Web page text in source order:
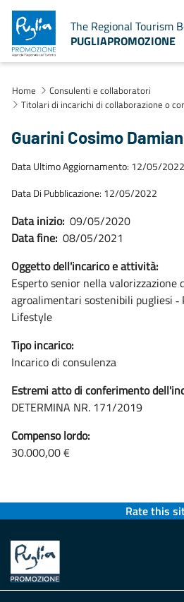
The Regional Tourism
PUGLIAPROMOZIONE
Home
Consulenti e collaboratori
Titolari di incarichi di collaborazione o
Guarini Cosimo
Data Ultimo Aggiornamento: 12/05/2022
Data Di Pubblicazione: 12/05/2022
Data inizio: 09/05/2020
Data fine: 08/05/2021
Oggetto dell'incarico e attività:
Esperto senior nella valorizzazione
agroalimentari sostenibili pugliesi ‐
Lifestyle
Tipo incarico:
Incarico di consulenza
Estremi atto di conferimento
DETERMINA NR. 171/2019
Compenso lordo:
30.000,00 €
Rate this